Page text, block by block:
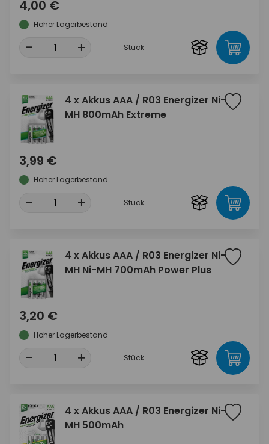
4,00 €
Hoher Lagerbestand
- + Stück
4 x Akkus AAA / R03 Energizer Ni-
MH 800mAh Extreme
3,99 €
Hoher Lagerbestand
- + Stück
4 x Akkus AAA / R03 Energizer Ni-
MH Ni-MH 700mAh Power Plus
3,20 €
Hoher Lagerbestand
- + Stück
4 x Akkus AAA / R03 Energizer Ni-
MH 500mAh